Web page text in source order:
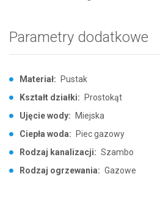
Parametry dodatkowe
Materiał: Pustak
Kształt działki: Prostokąt
Ujęcie wody: Miejska
Ciepła woda: Piec gazowy
Rodzaj kanalizacji: Szambo
Rodzaj ogrzewania: Gazowe